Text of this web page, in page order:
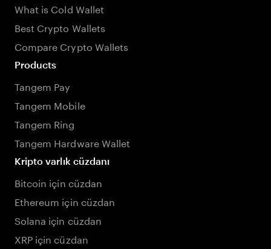
What is Cold Wallet
Best Crypto Wallets
Compare Crypto Wallets
Products
Tangem Pay
Tangem Mobile
Tangem Ring
Tangem Hardware Wallet
Kripto varlık cüzdanı
Bitcoin için cüzdan
Ethereum için cüzdan
Solana için cüzdan
XRP için cüzdan